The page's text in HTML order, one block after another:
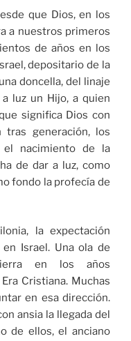
que Dios, en los
a nuestros primeros
de años en los
depositario de la
doncella, del linaje
luz un Hijo, a quien
significa Dios con
tras generación, los
el nacimiento de la
de dar a luz, como
fondo la profecía de
la expectación
Israel. Una ola de
en los años
Cristiana. Muchas
en esa dirección.
ansia la llegada del
de ellos, el anciano